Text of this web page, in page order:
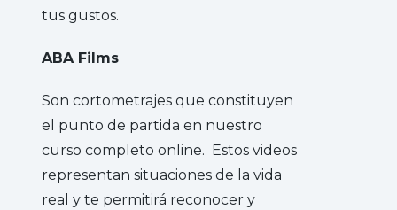
tus gustos.
ABA Films
Son cortometrajes que constituyen
el punto de partida en nuestro
curso completo online. Estos videos
representan situaciones de la vida
real y te permitirá reconocer y